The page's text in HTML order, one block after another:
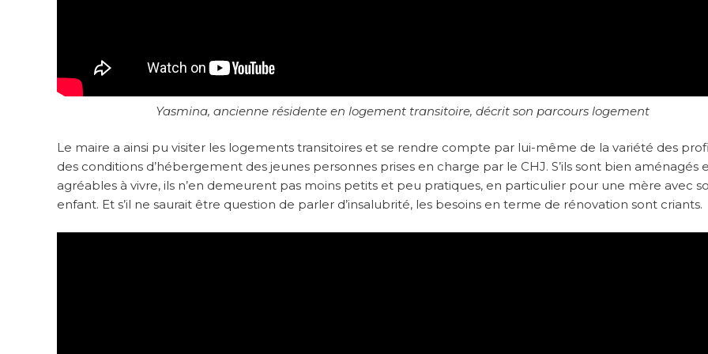
Yasmina, ancienne résidente en logement transitoire, décrit son parcours logement
Le maire a ainsi pu visiter les logements transitoires et se rendre compte par lui-même de la variété des
des conditions d’hébergement des jeunes personnes prises en charge par le CHJ. S’ils sont bien aménagés
agréables à vivre, ils n’en demeurent pas moins petits et peu pratiques, en particulier pour une mère avec
enfant. Et s’il ne saurait être question de parler d’insalubrité, les besoins en terme de rénovation sont criants.